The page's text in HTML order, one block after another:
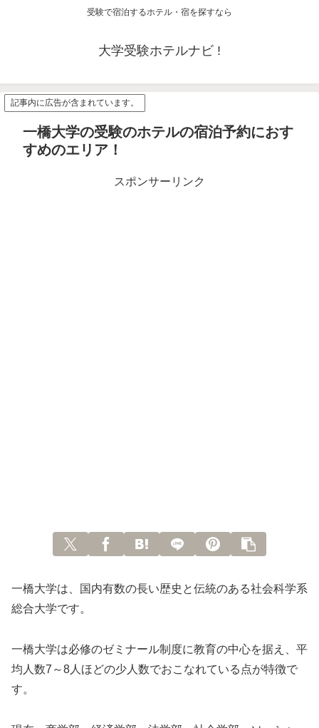
受験で宿泊するホテル・宿を探すなら
大学受験ホテルナビ !
記事内に広告が含まれています。
一橋大学の受験のホテルの宿泊予約におす
すめのエリア！
スポンサーリンク
一橋大学は、国内有数の長い歴史と伝統のある社会科学系
総合大学です。
一橋大学は必修のゼミナール制度に教育の中心を据え、平
均人数7～8人ほどの少人数でおこなれている点が特徴で
す。